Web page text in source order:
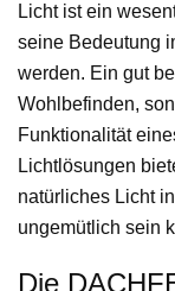
Licht ist ein
seine Bedeutung
werden. Ein gut
Wohlbefinden,
Funktionalität
Lichtlösungen
natürliches Licht
ungemütlich sein
Die